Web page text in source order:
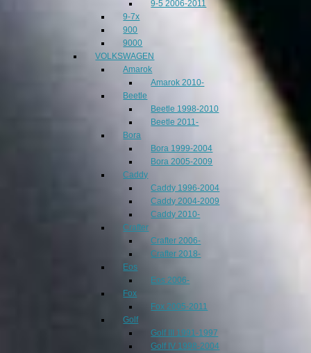
9-5 2006-2011
9-7x
900
9000
VOLKSWAGEN
Amarok
Amarok 2010-
Beetle
Beetle 1998-2010
Beetle 2011-
Bora
Bora 1999-2004
Bora 2005-2009
Caddy
Caddy 1996-2004
Caddy 2004-2009
Caddy 2010-
Crafter
Crafter 2006-
Crafter 2018-
Eos
Eos 2006-
Fox
Fox 2005-2011
Golf
Golf III 1991-1997
Golf IV 1998-2004